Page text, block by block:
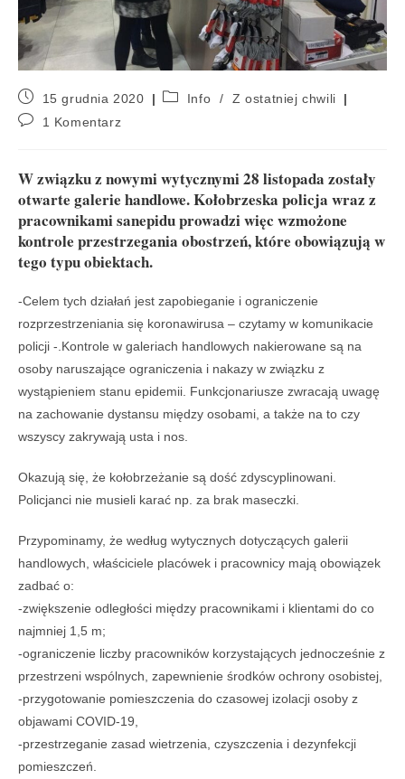
15 grudnia 2020 Info /
Z ostatniej chwili
1 Komentarz
W związku z nowymi wytycznymi 28 listopada zostały
otwarte galerie handlowe. Kołobrzeska policja wraz z
pracownikami sanepidu prowadzi więc wzmożone
kontrole przestrzegania obostrzeń, które obowiązują w
tego typu obiektach.
-Celem tych działań jest zapobieganie i ograniczenie
rozprzestrzeniania się koronawirusa – czytamy w komunikacie
policji -.Kontrole w galeriach handlowych nakierowane są na
osoby naruszające ograniczenia i nakazy w związku z
wystąpieniem stanu epidemii. Funkcjonariusze zwracają uwagę
na zachowanie dystansu między osobami, a także na to czy
wszyscy zakrywają usta i nos.
Okazują się, że kołobrzeżanie są dość zdyscyplinowani.
Policjanci nie musieli karać np. za brak maseczki.
Przypominamy, że według wytycznych dotyczących galerii
handlowych, właściciele placówek i pracownicy mają obowiązek
zadbać o:
-zwiększenie odległości między pracownikami i klientami do co
najmniej 1,5 m;
-ograniczenie liczby pracowników korzystających jednocześnie z
przestrzeni wspólnych, zapewnienie środków ochrony osobistej,
-przygotowanie pomieszczenia do czasowej izolacji osoby z
objawami COVID-19,
-przestrzeganie zasad wietrzenia, czyszczenia i dezynfekcji
pomieszczeń.